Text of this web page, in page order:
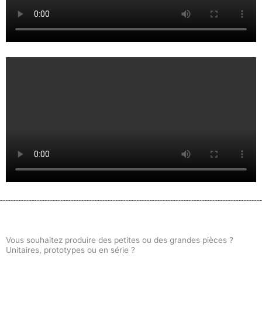
Vous souhaitez produire des petites ou des grandes pièces ?
Unitaires, prototypes ou en série ?